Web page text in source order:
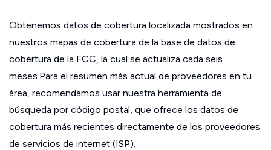
Obtenemos datos de cobertura localizada mostrados en
nuestros mapas de cobertura de la base de datos de
cobertura de la FCC, la cual se actualiza cada seis
meses.Para el resumen más actual de proveedores en tu
área, recomendamos usar nuestra herramienta de
búsqueda por código postal, que ofrece los datos de
cobertura más recientes directamente de los proveedores
de servicios de internet (ISP).